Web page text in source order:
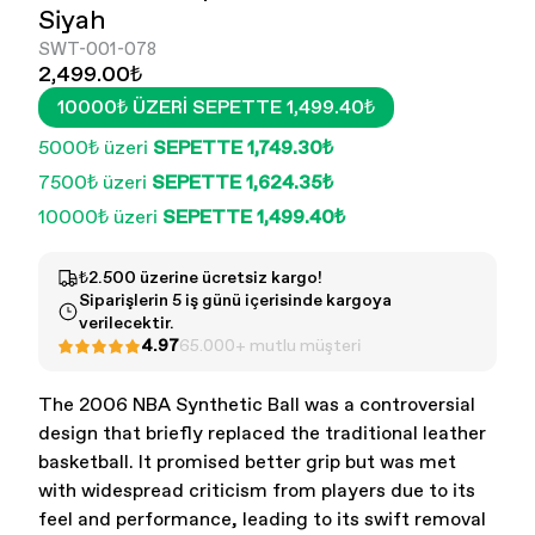
Kadın - Tüm Ürünler
Erkek - Tüm ürünler
Siyah
SWT-001-078
2,499.00₺
10000₺ ÜZERI SEPETTE 1,499.40₺
5000₺ üzeri SEPETTE 1,749.30₺
7500₺ üzeri SEPETTE 1,624.35₺
10000₺ üzeri SEPETTE 1,499.40₺
₺2.500 üzerine ücretsiz kargo!
Siparişlerin 5 iş günü içerisinde kargoya
verilecektir.
4.9765.000+ mutlu müşteri
The 2006 NBA Synthetic Ball was a controversial
design that briefly replaced the traditional leather
basketball. It promised better grip but was met
with widespread criticism from players due to its
feel and performance, leading to its swift removal